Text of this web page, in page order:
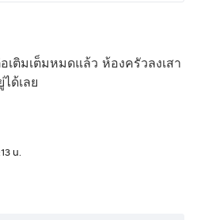
เติมเต็มหมดแล้ว ห้องครัวลงเสา
ด้เลย
น.